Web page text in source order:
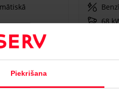
Piekrišana
salīdzināšanai
68
Drīzumā